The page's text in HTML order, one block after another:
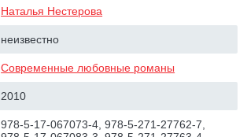
Наталья Нестерова
неизвестно
Современные любовные романы
2010
978-5-17-067073-4, 978-5-271-27762-7,